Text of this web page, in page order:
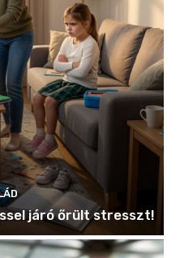
járó őrült stresszt!